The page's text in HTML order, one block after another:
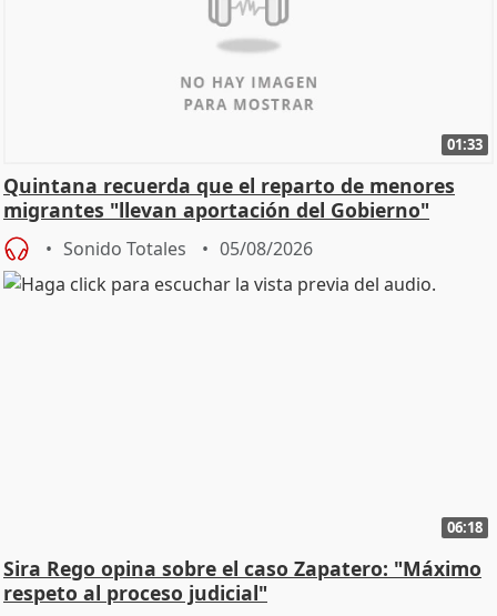
01:33
Quintana recuerda que el reparto de menores
migrantes "llevan aportación del Gobierno"
central
Sonido Totales 05/08/2026
06:18
Sira Rego opina sobre el caso Zapatero: "Máximo
respeto al proceso judicial"